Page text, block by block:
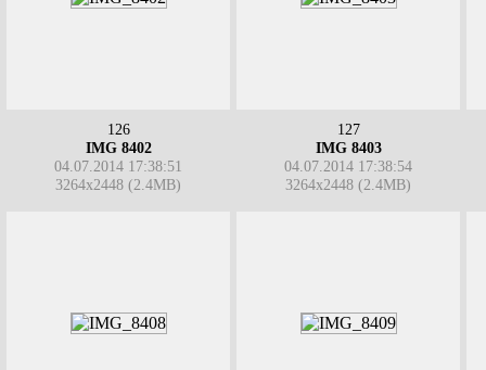
126
IMG 8402
04.07.2014 17:38:51
3264x2448 (2.4MB)
127
IMG 8403
04.07.2014 17:38:54
3264x2448 (2.4MB)